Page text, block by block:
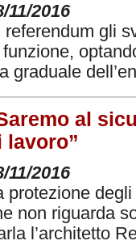
11/2016
referendum gli
funzione,
graduale
al
lavoro”
11/2016
protezione
non riguarda
l’architetto